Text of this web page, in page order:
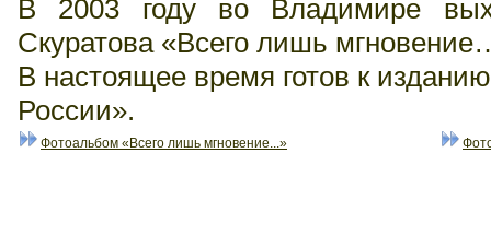
В 2003 году во Владимире
Скуратова «Всего лишь
В настоящее время готов к
России».
Фотоальбом «Всего лишь мгновение...»